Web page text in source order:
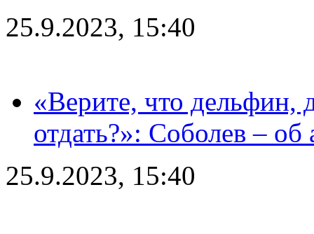
25.9.2023, 15:40
«Верите, что дельфин,
отдать?»: Соболев – об
25.9.2023, 15:40